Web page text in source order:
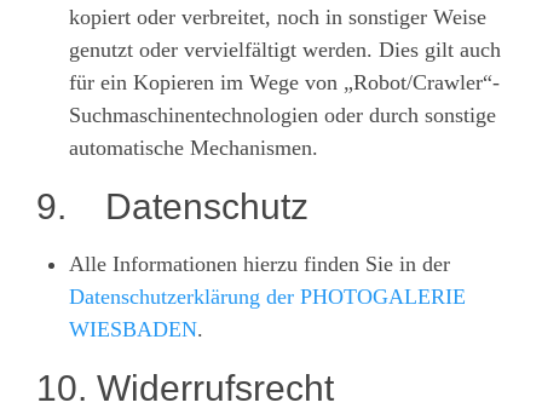
kopiert oder verbreitet, noch in sonstiger Weise
genutzt oder vervielfältigt werden. Dies gilt auch
für ein Kopieren im Wege von „Robot/Crawler“-
Suchmaschinentechnologien oder durch sonstige
automatische Mechanismen.
9. Datenschutz
Alle Informationen hierzu finden Sie in der
Datenschutzerklärung der PHOTOGALERIE
WIESBADEN.
10. Widerrufsrecht